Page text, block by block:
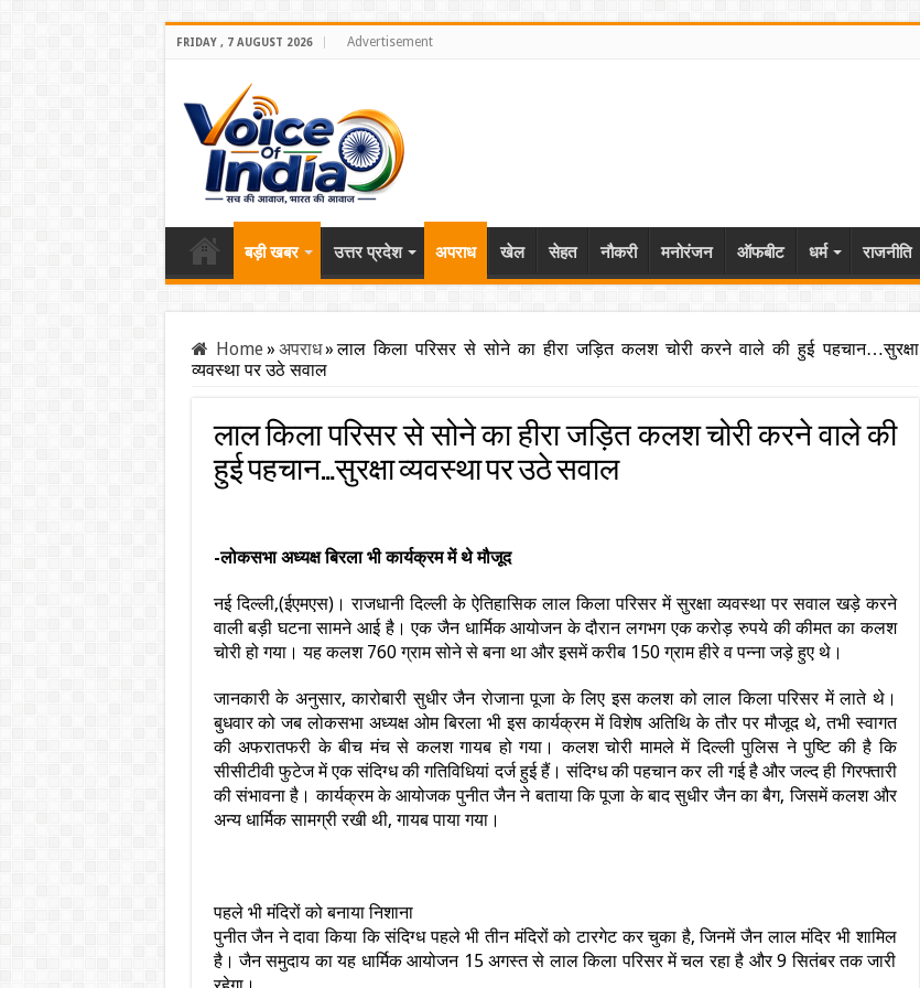
FRIDAY , 7 AUGUST 2026 Advertisement
बड़ी खबर उत्तर प्रदेश अपराध खेल सेहत नौकरी मनोरंजन ऑफबीट धर्म राजनीति
Home» अपराध»लाल किला परिसर से सोने का हीरा जड़ित कलश चोरी करने वाले की हुई पहचान…सुरक्षा
व्यवस्था पर उठे सवाल
लाल किला परिसर से सोने का हीरा जड़ित कलश चोरी करने वाले की
हुई पहचान…सुरक्षा व्यवस्था पर उठे सवाल
-लोकसभा अध्यक्ष बिरला भी कार्यक्रम में थे मौजूद
नई दिल्ली,(ईएमएस)। राजधानी दिल्ली के ऐतिहासिक लाल किला परिसर में सुरक्षा व्यवस्था पर सवाल खड़े करने
वाली बड़ी घटना सामने आई है। एक जैन धार्मिक आयोजन के दौरान लगभग एक करोड़ रुपये की कीमत का कलश
चोरी हो गया। यह कलश 760 ग्राम सोने से बना था और इसमें करीब 150 ग्राम हीरे व पन्ना जड़े हुए थे।
जानकारी के अनुसार, कारोबारी सुधीर जैन रोजाना पूजा के लिए इस कलश को लाल किला परिसर में लाते थे।
बुधवार को जब लोकसभा अध्यक्ष ओम बिरला भी इस कार्यक्रम में विशेष अतिथि के तौर पर मौजूद थे, तभी स्वागत
की अफरातफरी के बीच मंच से कलश गायब हो गया। कलश चोरी मामले में दिल्ली पुलिस ने पुष्टि की है कि
सीसीटीवी फुटेज में एक संदिग्ध की गतिविधियां दर्ज हुई हैं। संदिग्ध की पहचान कर ली गई है और जल्द ही गिरफ्तारी
की संभावना है। कार्यक्रम के आयोजक पुनीत जैन ने बताया कि पूजा के बाद सुधीर जैन का बैग, जिसमें कलश और
अन्य धार्मिक सामग्री रखी थी, गायब पाया गया।
पहले भी मंदिरों को बनाया निशाना
पुनीत जैन ने दावा किया कि संदिग्ध पहले भी तीन मंदिरों को टारगेट कर चुका है, जिनमें जैन लाल मंदिर भी शामिल
है। जैन समुदाय का यह धार्मिक आयोजन 15 अगस्त से लाल किला परिसर में चल रहा है और 9 सितंबर तक जारी